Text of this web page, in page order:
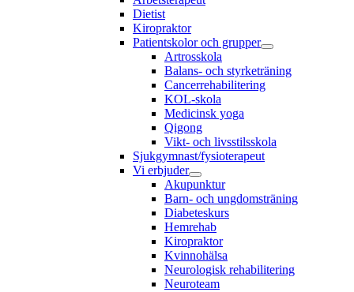
Dietist
Kiropraktor
Patientskolor och grupper
Artrosskola
Balans- och styrketräning
Cancerrehabilitering
KOL-skola
Medicinsk yoga
Qigong
Vikt- och livsstilsskola
Sjukgymnast/fysioterapeut
Vi erbjuder
Akupunktur
Barn- och ungdomsträning
Diabeteskurs
Hemrehab
Kiropraktor
Kvinnohälsa
Neurologisk rehabilitering
Neuroteam